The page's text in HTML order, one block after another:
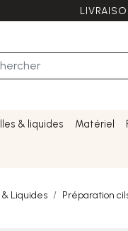
& liquides Matériel
Liquides Préparation